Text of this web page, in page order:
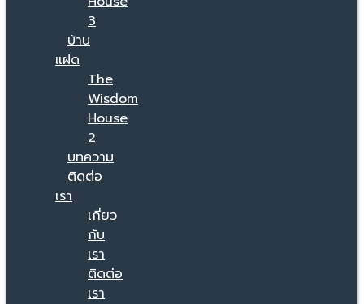
3
บ้าน
แฝด
The
Wisdom
House
2
บทความ
ติดต่อ
เรา
เกี่ยว
กับ
เรา
ติดต่อ
เรา